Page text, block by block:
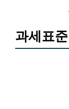
과세표